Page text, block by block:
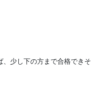
少し下の方まで合格できそ